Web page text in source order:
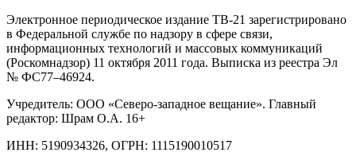
Электронное периодическое издание ТВ-21 зарегистрировано
в Федеральной службе по надзору в сфере связи,
информационных технологий и массовых коммуникаций
(Роскомнадзор) 11 октября 2011 года. Выписка из реестра Эл
№ ФС77–46924.
Учредитель: ООО «Северо-западное вещание». Главный
редактор: Шрам О.А. 16+
ИНН: 5190934326, ОГРН: 1115190010517